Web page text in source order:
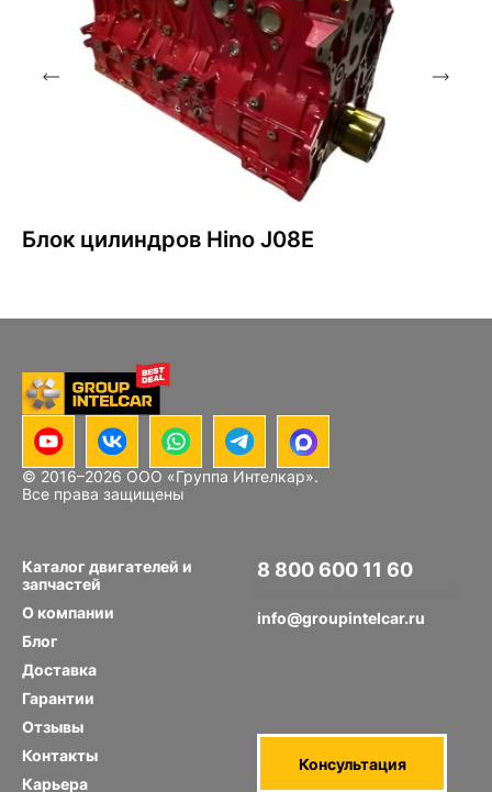
Блок цилиндров Hino J08E
© 2016–2026 ООО «Группа Интелкар».
Все права защищены
Каталог двигателей и
запчастей
О компании
Блог
Доставка
Гарантии
Отзывы
Контакты
Карьера
8 800 600 11 60
info@groupintelcar.ru
Консультация